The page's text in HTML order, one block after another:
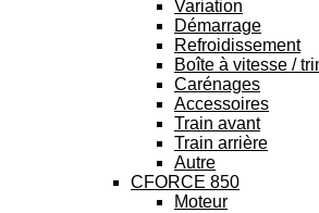
Variation
Démarrage
Refroidissement
Boîte à vitesse /
Carénages
Accessoires
Train avant
Train arrière
Autre
CFORCE 850
Moteur